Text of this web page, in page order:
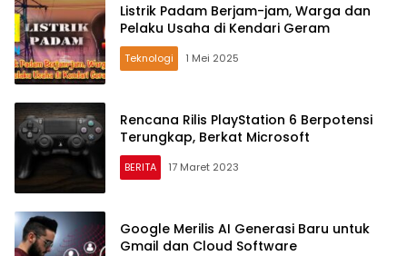
Listrik Padam Berjam-jam, Warga dan
Pelaku Usaha di Kendari Geram
Teknologi 1 Mei 2025
Rencana Rilis PlayStation 6 Berpotensi
Terungkap, Berkat Microsoft
BERITA 17 Maret 2023
Google Merilis AI Generasi Baru untuk
Gmail dan Cloud Software